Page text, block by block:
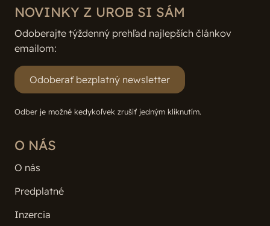
O NÁS
O nás
Predplatné
Inzercia
NOVINKY Z UROB SI SÁM
Odoberajte týždenný prehľad najlepších článkov
emailom:
Odoberať bezplatný newsletter
Odber je možné kedykoľvek zrušiť jedným kliknutím.